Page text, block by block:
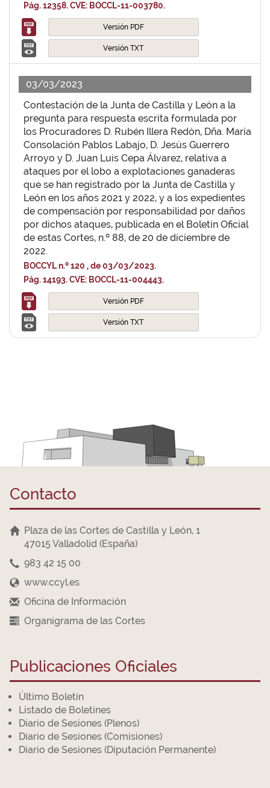
Pág. 12358. CVE: BOCCL-11-003780.
Versión PDF
Versión TXT
03/03/2023
Contestación de la Junta de Castilla y León a la
pregunta para respuesta escrita formulada por
los Procuradores D. Rubén Illera Redón, Dña. María
Consolación Pablos Labajo, D. Jesús Guerrero
Arroyo y D. Juan Luis Cepa Álvarez, relativa a
ataques por el lobo a explotaciones ganaderas
que se han registrado por la Junta de Castilla y
León en los años 2021 y 2022, y a los expedientes
de compensación por responsabilidad por daños
por dichos ataques, publicada en el Boletín Oficial
de estas Cortes, n.º 88, de 20 de diciembre de
2022.
BOCCYL n.º 120 , de 03/03/2023.
Pág. 14193. CVE: BOCCL-11-004443.
Versión PDF
Versión TXT
Contacto
Plaza de las Cortes de Castilla y León, 1
47015 Valladolid (España)
983 42 15 00
www.ccyl.es
Oficina de Información
Organigrama de las Cortes
Publicaciones Oficiales
Último Boletín
Listado de Boletines
Diario de Sesiones (Plenos)
Diario de Sesiones (Comisiones)
Diario de Sesiones (Diputación Permanente)